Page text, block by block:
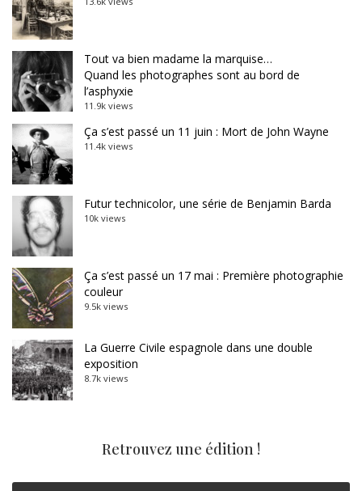
Tout va bien madame la marquise…
Quand les photographes sont au bord de
l’asphyxie
11.9k views
Ça s’est passé un 11 juin : Mort de John Wayne
11.4k views
Futur technicolor, une série de Benjamin Barda
10k views
Ça s’est passé un 17 mai : Première photographie
couleur
9.5k views
La Guerre Civile espagnole dans une double
exposition
8.7k views
Retrouvez une édition !